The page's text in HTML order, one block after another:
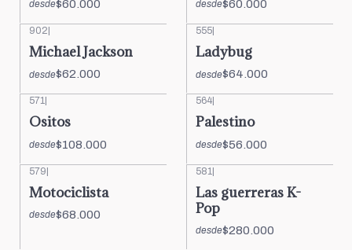
desde$60.000 desde$60.000
902|
Michael Jackson
desde$62.000
555|
Ladybug
desde$64.000
571
Ositos
desde$108.000
564
Palestino
desde$56.000
579|
Motociclista
desde$68.000
581 |
Las guerreras K-
Pop
desde$280.000